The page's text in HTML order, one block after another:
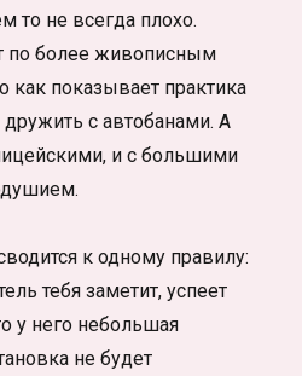
то не всегда плохо.
по более живописным
показывает практика
дружить с автобанами. А
и с большими
к одному правилу:
тебя заметит, успеет
у него небольшая
не будет